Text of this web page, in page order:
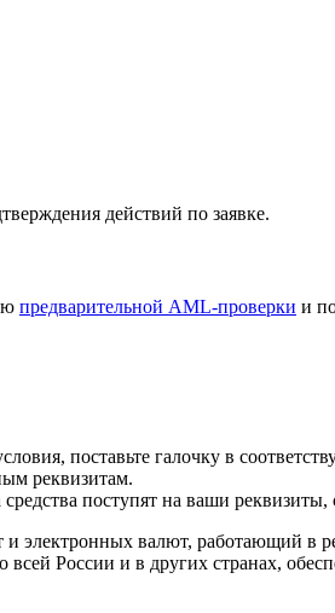
действий по заявке.
предварительной AML-проверки и
поставьте галочку в
реквизитам.
поступят на ваши реквизиты,
и электронных валют, работающий в
России и в других странах,